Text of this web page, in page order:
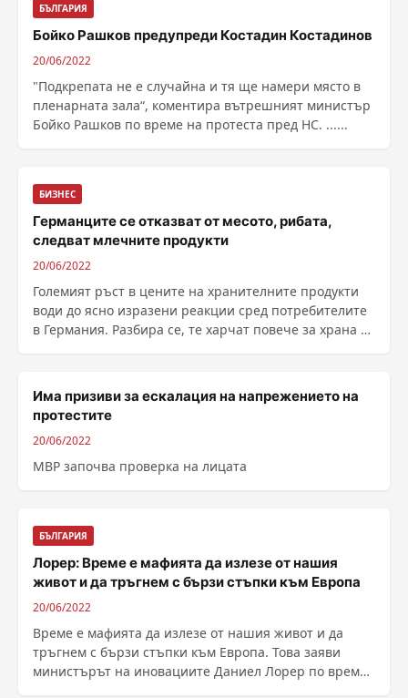
БЪЛГАРИЯ
Бойко Рашков предупреди Костадин Костадинов
20/06/2022
"Подкрепата не е случайна и тя ще намери място в
пленарната зала“, коментира вътрешният министър
Бойко Рашков по време на протеста пред НС. ......
БИЗНЕС
Германците се отказват от месото, рибата,
следват млечните продукти
20/06/2022
Големият ръст в цените на хранителните продукти
води до ясно изразени реакции сред потребителите
в Германия. Разбира се, те харчат повече за храна –
Има призиви за ескалация на напрежението на
протестите
20/06/2022
МВР започва проверка на лицата
БЪЛГАРИЯ
Лорер: Време е мафията да излезе от нашия
живот и да тръгнем с бързи стъпки към Европа
20/06/2022
Време е мафията да излезе от нашия живот и да
тръгнем с бързи стъпки към Европа. Това заяви
министърът на иновациите Даниел Лорер по време